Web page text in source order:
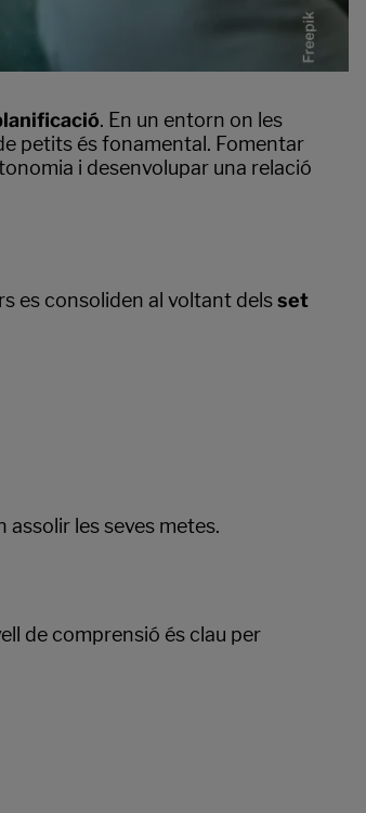
. En un entorn on les
petits és fonamental. Fomentar
i desenvolupar una relació
es consoliden al voltant delsset
les seves metes.
de comprensió és clau per